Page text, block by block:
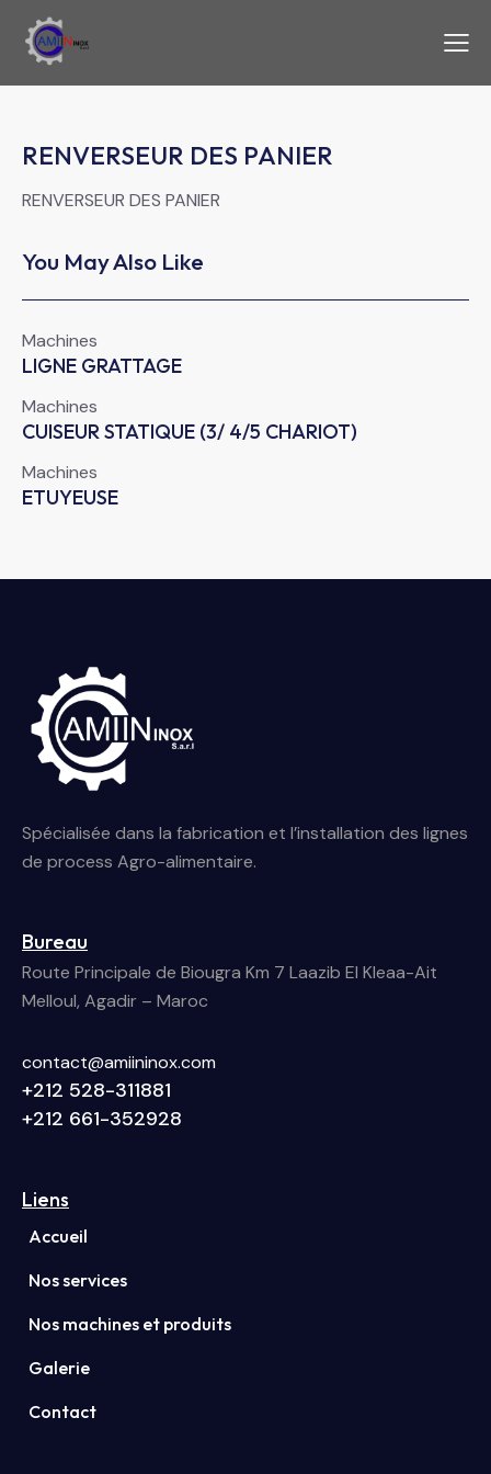
RENVERSEUR DES PANIER
RENVERSEUR DES PANIER
You May Also Like
Machines
LIGNE GRATTAGE
Machines
CUISEUR STATIQUE (3/ 4/5 CHARIOT)
Machines
ETUYEUSE
Spécialisée dans la fabrication et l’installation des lignes
de process Agro-alimentaire.
Bureau
Route Principale de Biougra Km 7 Laazib El Kleaa-Ait
Melloul, Agadir – Maroc
contact@amiininox.com
+212 528-311881
+212 661-352928
Liens
Accueil
Nos services
Nos machines et produits
Galerie
Contact